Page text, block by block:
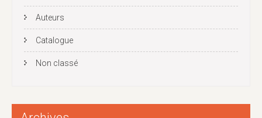
Auteurs
Catalogue
Non classé